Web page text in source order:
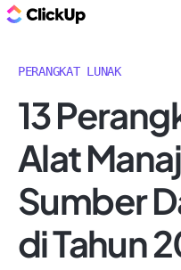
PERANGKAT LUNAK
13
Alat
Sumber
di Tahun